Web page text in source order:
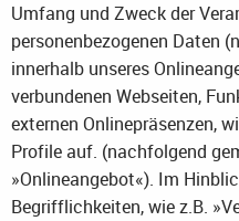
Umfang und Zweck der
personenbezogenen Daten
innerhalb unseres
verbundenen Webseiten,
externen Onlinepräsenzen,
Profile auf. (nachfolgend
»Onlineangebot«). Im
Begrifflichkeiten, wie z.B.